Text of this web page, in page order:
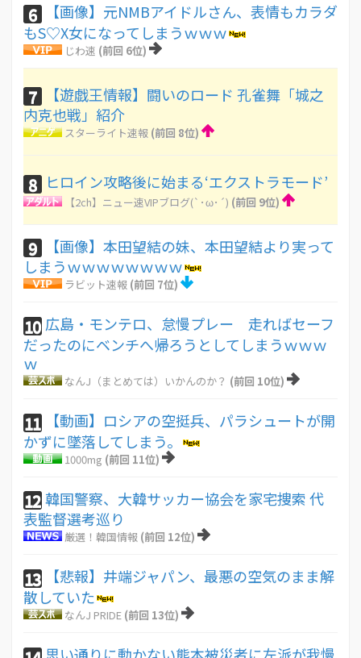
6
【画像】元NMBアイドルさん、表情もカラダ
もS♡X女になってしまうｗｗｗ
じわ速 (前回 6位)
7
【遊戯王情報】闘いのロード 孔雀舞「城之
内克也戦」紹介
スターライト速報 (前回 8位)
8 ヒロイン攻略後に始まる‘エクストラモード’
【2ch】ニュー速VIPブログ(`･ω･´) (前回 9位)
9
【画像】本田望結の妹、本田望結より実って
しまうｗｗｗｗｗｗｗｗ
ラビット速報 (前回 7位)
10 広島・モンテロ、怠慢プレー 走ればセーフ
だったのにベンチへ帰ろうとしてしまうｗｗｗ
ｗ
なんJ（まとめては）いかんのか？ (前回 10位)
11
【動画】ロシアの空挺兵、パラシュートが開
かずに墜落してしまう。
1000mg (前回 11位)
12韓国警察、大韓サッカー協会を家宅捜索 代
表監督選考巡り
厳選！韓国情報 (前回 12位)
13
【悲報】井端ジャパン、最悪の空気のまま解
散していた
なんJ PRIDE (前回 13位)